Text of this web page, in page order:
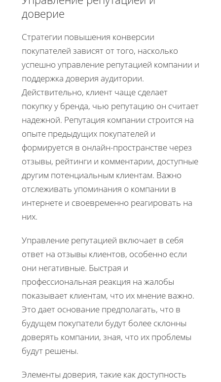
доверие
Стратегии повышения конверсии
покупателей зависят от того, насколько
успешно управление репутацией компании и
поддержка доверия аудитории.
Действительно, клиент чаще сделает
покупку у бренда, чью репутацию он считает
надежной. Репутация компании строится на
опыте предыдущих покупателей и
формируется в онлайн-пространстве через
отзывы, рейтинги и комментарии, доступные
другим потенциальным клиентам. Важно
отслеживать упоминания о компании в
интернете и своевременно реагировать на
них.
Управление репутацией включает в себя
ответ на отзывы клиентов, особенно если
они негативные. Быстрая и
профессиональная реакция на жалобы
показывает клиентам, что их мнение важно.
Это дает основание предполагать, что в
будущем покупатели будут более склонны
доверять компании, зная, что их проблемы
будут решены.
Элементы доверия, такие как доступность